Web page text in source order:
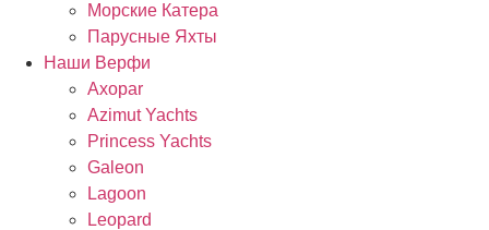
Морские Катера
Парусные Яхты
Наши Верфи
Axopar
Azimut Yachts
Princess Yachts
Galeon
Lagoon
Leopard